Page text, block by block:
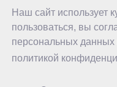
Наш сайт использует
пользоваться, вы
персональных данных
политикой
ISSN 2949-4915 (Online)